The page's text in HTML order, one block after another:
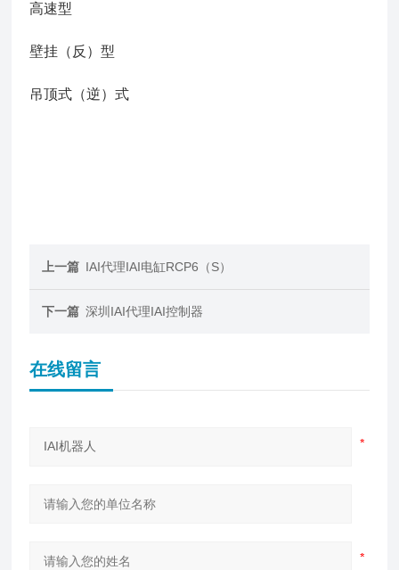
高速型
壁挂（反）型
吊顶式（逆）式
上一篇 IAI代理IAI电缸RCP6（S）
下一篇 深圳IAI代理IAI控制器
在线留言